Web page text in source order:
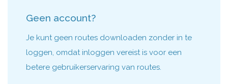
Geen account?
Je kunt geen routes downloaden zonder in te
loggen, omdat inloggen vereist is voor een
betere gebruikerservaring van routes.